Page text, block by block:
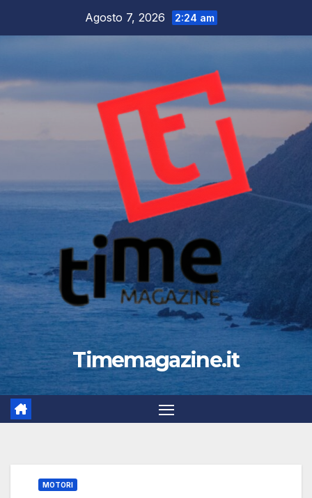
Agosto 7, 2026 2:24 am
Timemagazine.it
MOTORI